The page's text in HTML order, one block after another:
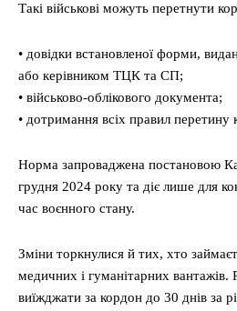
Такі військові можуть перетнути
• довідки встановленої форми,
або керівником ТЦК та СП;
• військово-облікового документа;
• дотримання всіх правил перетину
Норма запроваджена постановою
грудня 2024 року та діє лише для
час воєнного стану.
Зміни торкнулися й тих, хто
медичних і гуманітарних вантажів.
виїжджати за кордон до 30 днів за